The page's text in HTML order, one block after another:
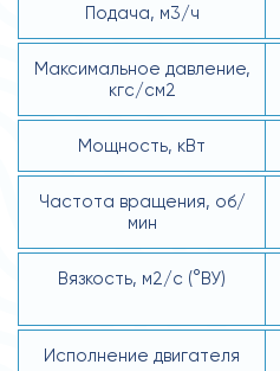
Подача, м3/ч
Максимальное давление,
кгс/см2
Мощность, кВт
Частота вращения, об/
мин
Вязкость, м2/с (°ВУ)
Исполнение двигателя